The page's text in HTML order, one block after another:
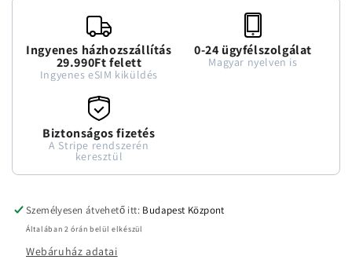
Ingyenes házhozszállítás
29.990Ft felett
Ingyenes eSIM kiküldés
0-24 ügyfélszolgálat
Magyar nyelven is
Biztonságos fizetés
A Stripe rendszerén
keresztül
Személyesen átvehető itt: Budapest Központ
Általában 2 órán belül elkészül
Webáruház adatai